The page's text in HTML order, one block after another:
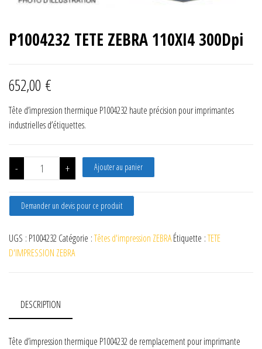
P1004232 TETE ZEBRA 110XI4 300Dpi
652,00 €
Tête d’impression thermique P1004232 haute précision pour imprimantes
industrielles d’étiquettes.
- quantité de P1004232 TETE ZEBRA 110XI4 300Dpi
+ Ajouter au panier
Demander un devis pour ce produit
UGS : P1004232Catégorie :Têtes d'impression ZEBRAÉtiquette :TETE
D'IMPRESSION ZEBRA
DESCRIPTION
Tête d’impression thermique P1004232 de remplacement pour imprimante